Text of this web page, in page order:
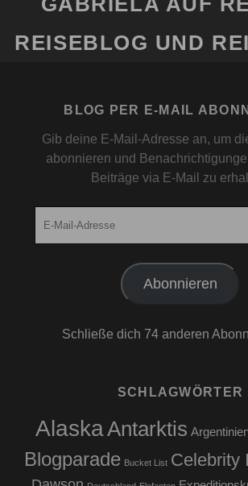
REISEBLOG UND
BLOG PER E-MAIL
Gib deine E-Mail-Adresse an, um
abonnieren und
Beiträge via E-Mail zu
Abonnieren
Schließe dich 74 anderen
SCHLAGWÖRTER
AlaskaAntarktis
Blogparade Bucket List Celebrity